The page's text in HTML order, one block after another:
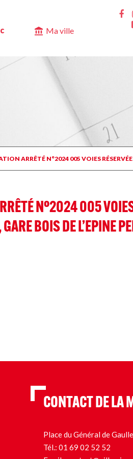
Ma ville
ARRÊTÉ N°2024 005 VOIES
N°2024 005
BOIS DE L’EPINE
CONTACT DE LA
Place du Général de
Tél.: 01 69 02 52 52